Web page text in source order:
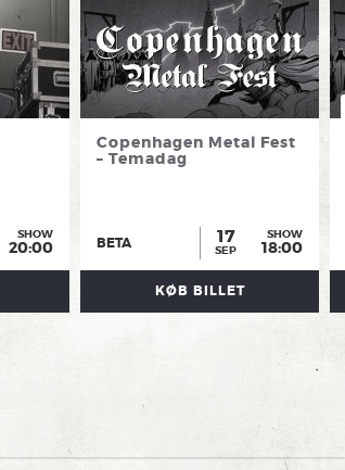
SHOW
20:00
Copenhagen Metal Fest
– Temadag
BETA 17
SEP
SHOW
18:00
KØB BILLET